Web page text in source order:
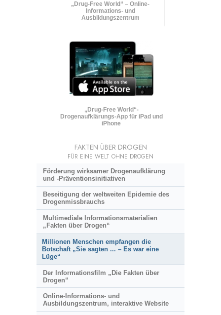
„Drug-Free World“ – Online-
Informations- und
Ausbildungszentrum
„Drug-Free World“-
Drogenaufklärungs-App für iPad und
iPhone
FAKTEN ÜBER DROGEN
FÜR EINE WELT OHNE DROGEN
Förderung wirksamer Drogenaufklärung
und -Präventionsinitiativen
Beseitigung der weltweiten Epidemie des
Drogenmissbrauchs
Multimediale Informationsmaterialien
„Fakten über Drogen“
Millionen Menschen empfangen die
Botschaft „Sie sagten ... – Es war eine
Lüge“
Der Informationsfilm „Die Fakten über
Drogen“
Online-Informations- und
Ausbildungszentrum, interaktive Website